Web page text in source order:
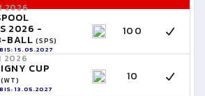
2026
2026 -
BALL(SPS)
15.05.2027
100
2026
CUP
(WT)
13.05.2027
10